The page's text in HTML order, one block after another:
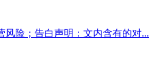
风险；告白声明：文内含有的对...